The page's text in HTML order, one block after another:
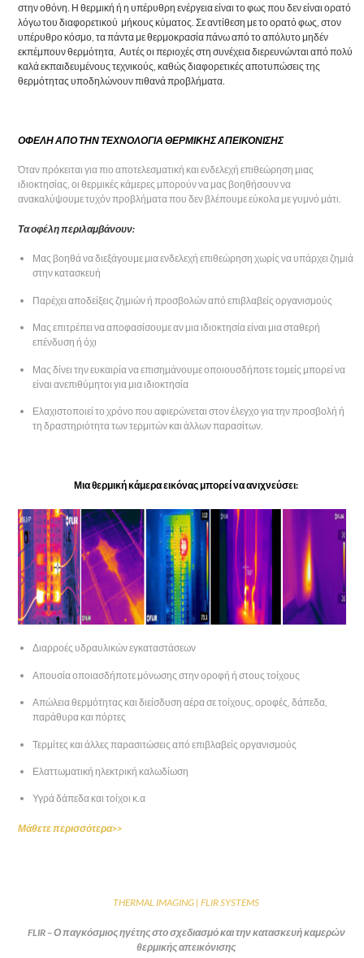
στην οθόνη. Η θερμική ή η υπέρυθρη ενέργεια είναι το φως που δεν είναι ορατό
λόγω του διαφορετικού μήκους κύματος. Σε αντίθεση με το ορατό φως, στον
υπέρυθρο κόσμο, τα πάντα με θερμοκρασία πάνω από το απόλυτο μηδέν
εκπέμπουν θερμότητα, Αυτές οι περιοχές στη συνέχεια διερευνώνται από πολύ
καλά εκπαιδευμένους τεχνικούς, καθώς διαφορετικές αποτυπώσεις της
θερμότητας υποδηλώνουν πιθανά προβλήματα.
ΟΦΕΛΗ ΑΠΟ ΤΗΝ ΤΕΧΝΟΛΟΓΙΑ ΘΕΡΜΙΚΗΣ ΑΠΕΙΚΟΝΙΣΗΣ
Όταν πρόκειται για πιο αποτελεσματική και ενδελεχή επιθεώρηση μιας
ιδιοκτησίας, οι θερμικές κάμερες μπορούν να μας βοηθήσουν να
ανακαλύψουμε τυχόν προβλήματα που δεν βλέπουμε εύκολα με γυμνό μάτι.
Τα οφέλη περιλαμβάνουν:
Μας βοηθά να διεξάγουμε μια ενδελεχή επιθεώρηση χωρίς να υπάρχει ζημιά
στην κατασκευή
Παρέχει αποδείξεις ζημιών ή προσβολών από επιβλαβείς οργανισμούς
Μας επιτρέπει να αποφασίσουμε αν μια ιδιοκτησία είναι μια σταθερή
επένδυση ή όχι
Μας δίνει την ευκαιρία να επισημάνουμε οποιουσδήποτε τομείς μπορεί να
είναι ανεπιθύμητοι για μια ιδιοκτησία
Ελαχιστοποιεί το χρόνο που αφιερώνεται στον έλεγχο για την προσβολή ή
τη δραστηριότητα των τερμιτών και άλλων παρασίτων.
Μια θερμική κάμερα εικόνας μπορεί να ανιχνεύσει:
Διαρροές υδραυλικών εγκαταστάσεων
Απουσία οποιασδήποτε μόνωσης στην οροφή ή στους τοίχους
Απώλεια θερμότητας και διείσδυση αέρα σε τοίχους, οροφές, δάπεδα,
παράθυρα και πόρτες
Τερμίτες και άλλες παρασιτώσεις από επιβλαβείς οργανισμούς
Ελαττωματική ηλεκτρική καλωδίωση
Υγρά δάπεδα και τοίχοι κ.α
Μάθετε περισσότερα>>
THERMAL IMAGING | FLIR SYSTEMS
FLIR – Ο παγκόσμιος ηγέτης στο σχεδιασμό και την κατασκευή καμερών
θερμικής απεικόνισης